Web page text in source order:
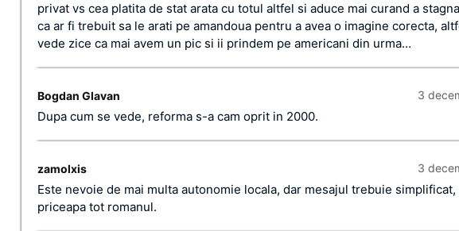
privat vs cea platita de stat arata cu totul altfel si aduce mai curand a
ca ar fi trebuit sa le arati pe amandoua pentru a avea o imagine corecta,
vede zice ca mai avem un pic si ii prindem pe americani din urma…
Bogdan Glavan 3
Dupa cum se vede, reforma s-a cam oprit in 2000.
zamolxis 3
Este nevoie de mai multa autonomie locala, dar mesajul trebuie simplificat,
priceapa tot romanul.